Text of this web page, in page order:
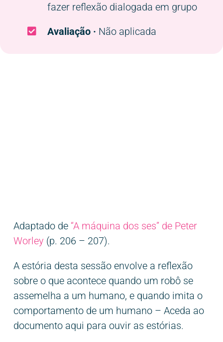
fazer reflexão dialogada em grupo
Avaliação · Não aplicada
Adaptado de “A máquina dos ses” de Peter
Worley (p. 206 – 207).
A estória desta sessão envolve a reflexão
sobre o que acontece quando um robô se
assemelha a um humano, e quando imita o
comportamento de um humano – Aceda ao
documento aqui para ouvir as estórias.